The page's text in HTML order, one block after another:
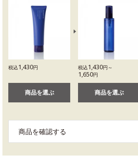
税込1,430円
商品を選ぶ
税込1,430円～
1,650円
商品を選ぶ
商品を確認する